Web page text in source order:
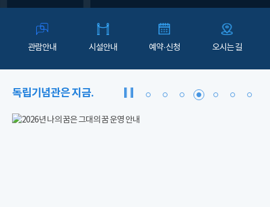
관람안내 시설안내 예약·신청 오시는 길
독립기념관은 지금.